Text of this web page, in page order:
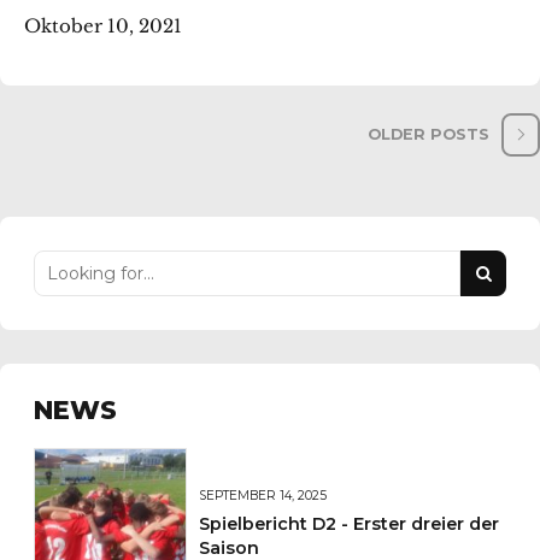
Oktober 10, 2021
OLDER POSTS
NEWS
SEPTEMBER 14, 2025
Spielbericht D2 - Erster dreier der
Saison